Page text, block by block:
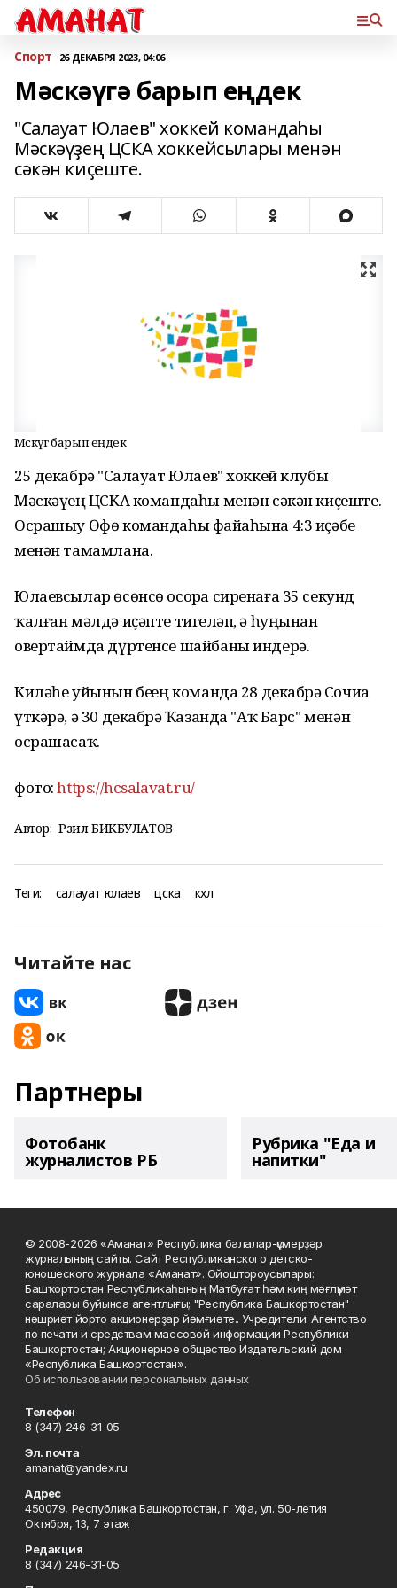
Спорт 26 ДЕКАБРЯ 2023, 04:06
Мәскәүгә барып еңдек
"Салауат Юлаев" хоккей командаһы
Мәскәүҙең ЦСКА хоккейсылары менән
сәкән киҫеште.
Мәскәүгә барып еңдек
25 декабрҙә "Салауат Юлаев" хоккей клубы
Мәскәүҙең ЦСКА командаһы менән сәкән киҫеште.
Осрашыу Өфө командаһы файҙаһына 4:3 иҫәбе
менән тамамлана.
Юлаевсылар өсөнсө осорҙа сиренаға 35 секунд
ҡалған мәлдә иҫәпте тигеҙләп, ә һуңынан
овертаймда дүртенсе шайбаны индерә.
Киләһе уйынын беҙҙең команда 28 декабрҙә Сочиҙа
үткәрә, ә 30 декабрҙә Ҡазанда "Аҡ Барс" менән
осрашасаҡ.
фото:https://hcsalavat.ru/
Автор: Рәзил БИКБУЛАТОВ
Теги: салауат юлаев цска кхл
Читайте нас
Партнеры
Фотобанк
журналистов РБ
Рубрика "Еда и
напитки"
© 2008-2026 «Аманат» Республика балалар-үҫмерҙәр
журналының сайты. Сайт Республиканского детско-
юношеского журнала «Аманат». Ойоштороусылары:
Башҡортостан Республикаһының Матбуғат һәм киң мәғлүмәт
саралары буйынса агентлығы; "Республика Башкортостан"
нәшриәт йорто акционерҙар йәмғиәте.. Учредители: Агентство
по печати и средствам массовой информации Республики
Башкортостан; Акционерное общество Издательский дом
«Республика Башкортостан».
Об использовании персональных данных
Телефон
8 (347) 246-31-05
Эл. почта
amanat@yandex.ru
Адрес
450079, Республика Башкортостан, г. Уфа, ул. 50-летия
Октября, 13, 7 этаж
Редакция
8 (347) 246-31-05